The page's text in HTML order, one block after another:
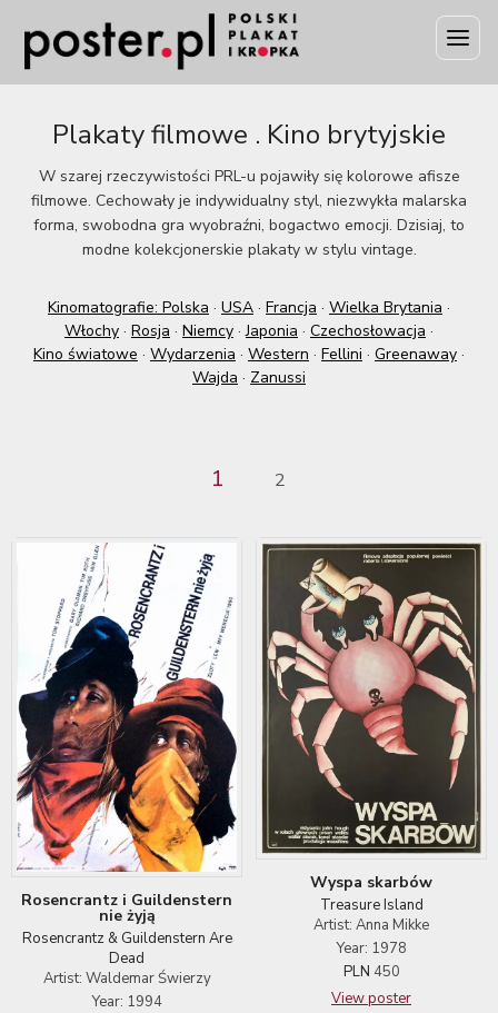
Plakaty filmowe . Kino brytyjskie
W szarej rzeczywistości PRL-u pojawiły się kolorowe afisze
filmowe. Cechowały je indywidualny styl, niezwykła malarska
forma, swobodna gra wyobraźni, bogactwo emocji. Dzisiaj, to
modne kolekcjonerskie plakaty w stylu vintage.
Kinomatografie: Polska · USA · Francja · Wielka Brytania ·
Włochy · Rosja · Niemcy ·Japonia · Czechosłowacja ·
Kino światowe · Wydarzenia · Western · Fellini · Greenaway ·
Wajda · Zanussi
1 2
Rosencrantz i Guildenstern
nie żyją
Rosencrantz & Guildenstern Are
Dead
Artist: Waldemar Świerzy
Year: 1994
Wyspa skarbów
Treasure Island
Artist: Anna Mikke
Year: 1978
PLN 450
View poster